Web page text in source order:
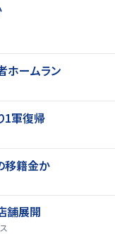
ホームラン
1軍復帰
移籍金か
舗展開